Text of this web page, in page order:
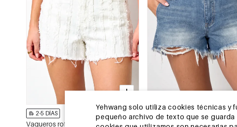
Yehwang solo utiliza cookies técnicas y
pequeño archivo de texto que se
2-5 DÍAS
Vaqueros rotos
2-5 DÍAS
Pantalones cortos rasgados